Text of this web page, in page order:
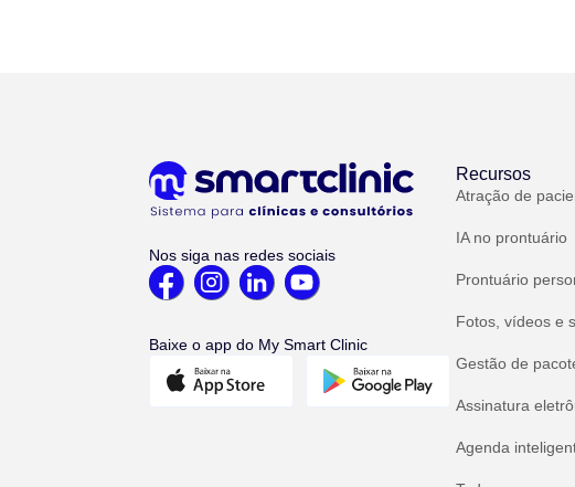
Nos siga nas redes sociais
Baixe o app do My Smart Clinic
Recursos
Atração de
IA no prontuário
Prontuário
Fotos, vídeos e
Gestão de
Assinatura
Agenda